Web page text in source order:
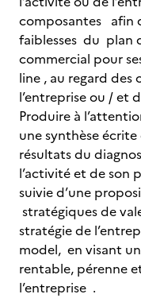
composantes afin
faiblesses du plan
commercial pour
line , au regard
l’entreprise ou / et
Produire à
une synthèse
résultats du
l’activité et de son
suivie d’une
stratégiques de
stratégie de
model, en visant
rentable, pérenne
l’entreprise .